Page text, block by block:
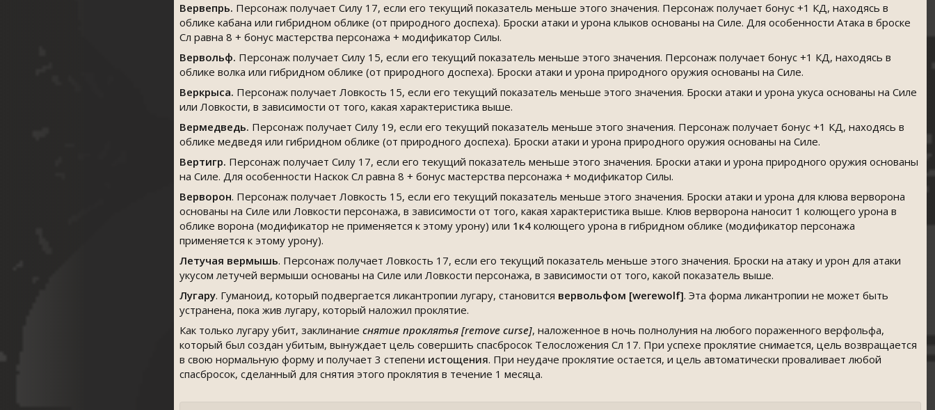
Вервепрь. Персонаж получает Силу 17, если его текущий показатель меньше этого значения. Персонаж получает бонус +1 КД, находясь в
облике кабана или гибридном облике (от природного доспеха). Броски атаки и урона клыков основаны на Силе. Для особенности Атака в броске
Сл равна 8 + бонус мастерства персонажа + модификатор Силы.
Вервольф. Персонаж получает Силу 15, если его текущий показатель меньше этого значения. Персонаж получает бонус +1 КД, находясь в
облике волка или гибридном облике (от природного доспеха). Броски атаки и урона природного оружия основаны на Силе.
Веркрыса. Персонаж получает Ловкость 15, если его текущий показатель меньше этого значения. Броски атаки и урона укуса основаны на Силе
или Ловкости, в зависимости от того, какая характеристика выше.
Вермедведь. Персонаж получает Силу 19, если его текущий показатель меньше этого значения. Персонаж получает бонус +1 КД, находясь в
облике медведя или гибридном облике (от природного доспеха). Броски атаки и урона природного оружия основаны на Силе.
Вертигр. Персонаж получает Силу 17, если его текущий показатель меньше этого значения. Броски атаки и урона природного оружия основаны
на Силе. Для особенности Наскок Сл равна 8 + бонус мастерства персонажа + модификатор Силы.
Верворон. Персонаж получает Ловкость 15, если его текущий показатель меньше этого значения. Броски атаки и урона для клюва верворона
основаны на Силе или Ловкости персонажа, в зависимости от того, какая характеристика выше. Клюв верворона наносит 1 колющего урона в
облике ворона (модификатор не применяется к этому урону) или 1к4 колющего урона в гибридном облике (модификатор персонажа
применяется к этому урону).
Летучая вермышь. Персонаж получает Ловкость 17, если его текущий показатель меньше этого значения. Броски на атаку и урон для атаки
укусом летучей вермыши основаны на Силе или Ловкости персонажа, в зависимости от того, какой показатель выше.
Лугару. Гуманоид, который подвергается ликантропии лугару, становится вервольфом [werewolf]. Эта форма ликантропии не может быть
устранена, пока жив лугару, который наложил проклятие.
Как только лугару убит, заклинание снятие проклятья [remove curse], наложенное в ночь полнолуния на любого пораженного верфольфа,
который был создан убитым, вынуждает цель совершить спасбросок Телосложения Сл 17. При успехе проклятие снимается, цель возвращается
в свою нормальную форму и получает 3 степени истощения. При неудаче проклятие остается, и цель автоматически проваливает любой
спасбросок, сделанный для снятия этого проклятия в течение 1 месяца.